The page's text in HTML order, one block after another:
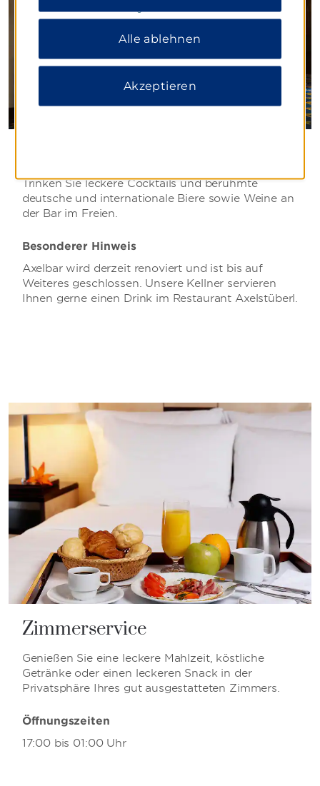
Trinken Sie leckere Cocktails und berühmte
deutsche und internationale Biere sowie Weine an
der Bar im Freien.
Besonderer Hinweis
Axelbar wird derzeit renoviert und ist bis auf
Weiteres geschlossen. Unsere Kellner servieren
Ihnen gerne einen Drink im Restaurant Axelstüberl.
Zimmerservice
Genießen Sie eine leckere Mahlzeit, köstliche
Getränke oder einen leckeren Snack in der
Privatsphäre Ihres gut ausgestatteten Zimmers.
Öffnungszeiten
17:00 bis 01:00 Uhr
Alle ablehnen
Akzeptieren